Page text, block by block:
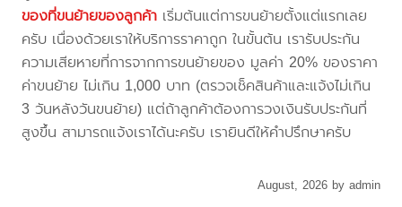
ของที่ขนย้ายของลูกค้า เริ่มต้นแต่การขนย้ายตั้งแต่แรกเลย
ครับ เนื่องด้วยเราให้บริการราคาถูก ในขั้นต้น เรารับประกัน
ความเสียหายที่การจากการขนย้ายของ มูลค่า 20% ของราคา
ค่าขนย้าย ไม่เกิน 1,000 บาท (ตรวจเช็คสินค้าและแจ้งไม่เกิน
3 วันหลังวันขนย้าย) แต่ถ้าลูกค้าต้องการวงเงินรับประกันที่
สูงขึ้น สามารถแจ้งเราได้นะครับ เรายินดีให้คำปรึกษาครับ
August, 2026 by admin